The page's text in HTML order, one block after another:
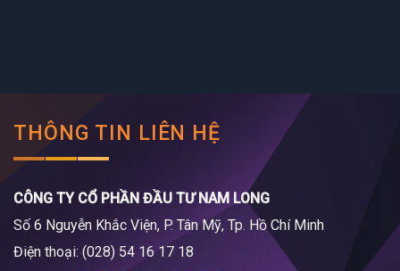
THÔNG TIN LIÊN HỆ
CÔNG TY CỔ PHẦN ĐẦU TƯ NAM LONG
Số 6 Nguyễn Khắc Viện, P. Tân Mỹ, Tp. Hồ Chí Minh
Điện thoại: (028) 54 16 17 18